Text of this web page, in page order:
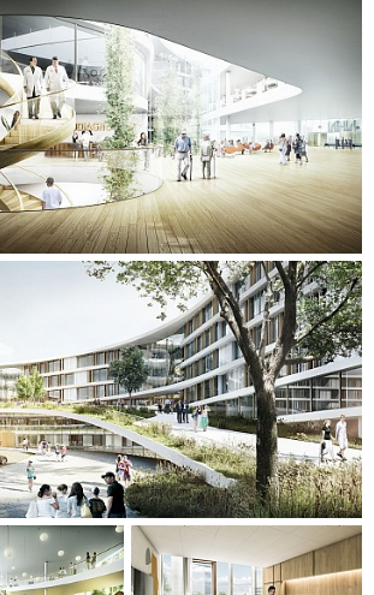
materialer, fx træ, der mest af alt
hotelværelse.